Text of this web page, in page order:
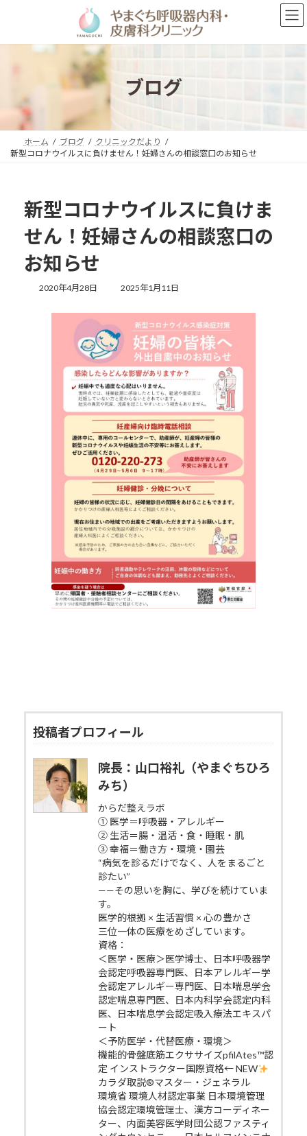
ン
プ
ー
動
ブログ
ホーム ブログ
クリニックだより
新型コロナウイルスに負けません！妊婦さんの相談窓口のお知らせ
新型コロナウイルスに負けま
せん！妊婦さんの相談窓口の
お知らせ
2020年4月28日
最
更
日
時
2025年1月11日
投稿者プロフィール
院長：山口裕礼（やまぐちひろ
みち）
からだ整えラボ
① 医学＝呼吸器・アレルギー
② 生活＝腸・温活・食・睡眠・肌
③ 幸福＝働き方・環境・園芸
“病気を診るだけでなく、人をまるごと
診たい”
——その思いを胸に、学びを続けていま
す。
医学的根拠 × 生活習慣 × 心の豊かさ
三位一体の医療をめざしています。
資格：
＜医学・医療＞医学博士、日本呼吸器学
会認定呼吸器専門医、日本アレルギー学
会認定アレルギー専門医、日本喘息学会
認定喘息専門医、日本内科学会認定内科
医、日本喘息学会認定吸入療法エキスパ
ート
＜予防医学・代替医療・環境＞
機能的骨盤底筋エクササイズpfilAtes™認
定 インストラクター国際資格← NEW
カラダ取説®マスター・ジェネラル
環境省 環境人材認定事業 日本環境管理
協会認定環境管理士、漢方コーディネー
ター、内面美容医学財団公認ファスティ